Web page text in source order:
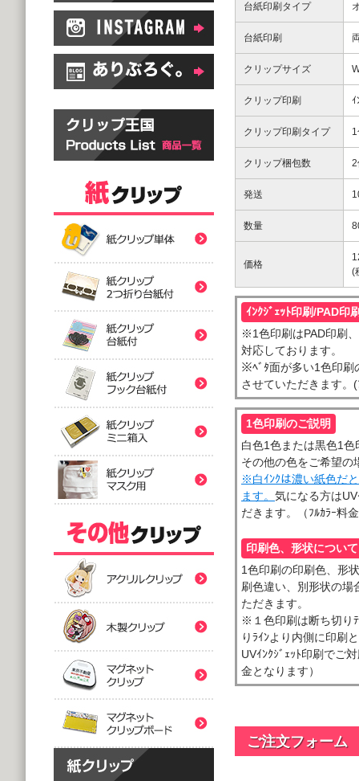
台紙印刷タイプ
台紙印刷
クリップサイズ
クリップ印刷 ｲ
クリップ印刷タイプ
クリップ梱包数 2
発送
数量
価格
(
ｲﾝｸｼﾞｪｯﾄ印刷/PAD印
※1色印刷はPAD印刷、
対応しております。
※ﾍﾞﾀ面が多い1色印刷
させていただきます。
1色印刷のご説明
白色1色または黒色1
その他の色をご希望の
※白ｲﾝｸは濃い紙色だ
ます。 気になる方は
だきます。（ﾌﾙｶﾗｰ料
印刷色、形状について
1色印刷の印刷色、形
刷色違い、別形状の場
ただきます。
※１色印刷は断ち切り
りﾗｲﾝより内側に印刷
UVｲﾝｸｼﾞｪｯﾄ印刷でご
金となります）
ご注文フォーム
紙クリップ印刷なし
バラタイプ
@12.64～
(10,000個 1個あたり)
紙クリップ印刷有
@32.52～
(5,000個 1個あたり)
2つ折台紙付タイプ
@52.40～
(5,000個 1個あたり)
紙クリップ印刷有
2つ折台紙付タイプ
@80.96～
(5,000個 1個あたり)
紙クリップ印刷なし
台紙付タイプ
@48.74～
(5,000個 1個あたり)
紙クリップ印刷なし
フック台紙付タイプ
@55.92～
(5,000個 1個あたり)
紙クリップ印刷有
フック台紙付タイプ
@66.30～
紙クリップ印刷なし
@122.58～
(5,000個 1個あたり)
紙クリップ印刷-マス
紙クリップマスク用
２ツ折台紙付
@80.96～
(5,000個 1個あたり)
アクリルクリップ印
片面タイプ
木製クリップ印刷
片面印刷タイプ
@54.00～
(1,000個 1個あたり)
マグネットクリップ
マグネットクリップ